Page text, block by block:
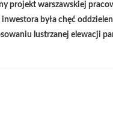
projekt warszawskiej
inwestora była chęć
lustrzanej elewacji